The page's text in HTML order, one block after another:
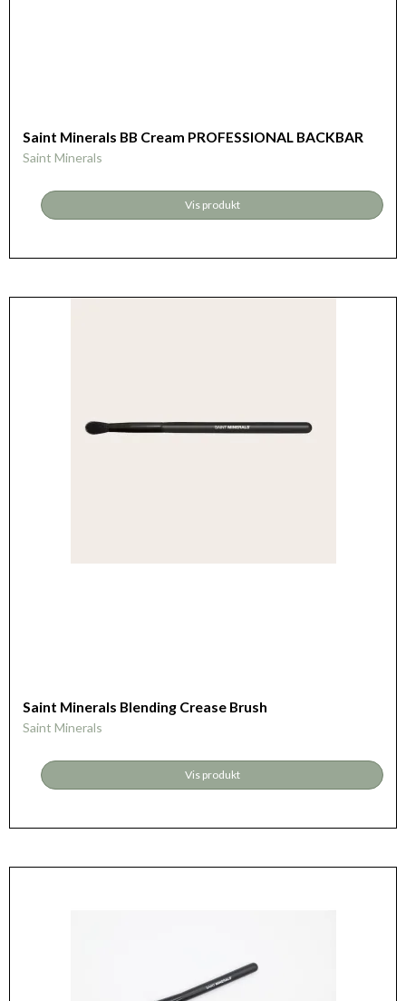
Saint Minerals BB Cream PROFESSIONAL BACKBAR
Saint Minerals
Vis produkt
Saint Minerals Blending Crease Brush
Saint Minerals
Vis produkt